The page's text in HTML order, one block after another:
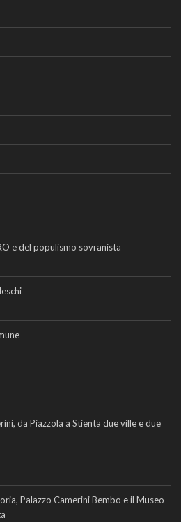
e del populismo sovranista
da Piazzola a Stienta due ville e due
Palazzo Camerini Bembo e il Museo